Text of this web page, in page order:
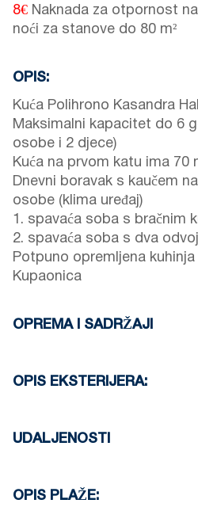
8€ Naknada za otpornost
noći za stanove do 80 m²
OPIS:
Kuća Polihrono Kasandra
Maksimalni kapacitet do 6
osobe i 2 djece)
Kuća na prvom katu ima 70
Dnevni boravak s kaučem
osobe (klima uređaj)
1. spavaća soba s bračnim
2. spavaća soba s dva
Potpuno opremljena kuhinja
Kupaonica
OPREMA I SADRŽAJI
Dva klima uređaja
Perilica za rublje
OPIS EKSTERIJERA:
Još jedno besplatno javno
UDALJENOSTI
Centar sela 0 m
OPIS PLAŽE: